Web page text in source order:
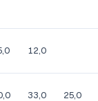
12,0
33,0 25,0